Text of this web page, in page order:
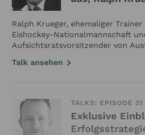
Ralph Krueger, ehemaliger
Eishockey-Nationalmannschaft
Aufsichtsratsvorsitzender von
Expertise und seiner Klarheit
Talk ansehen
TALKS: EPISODE 31
Exklusive